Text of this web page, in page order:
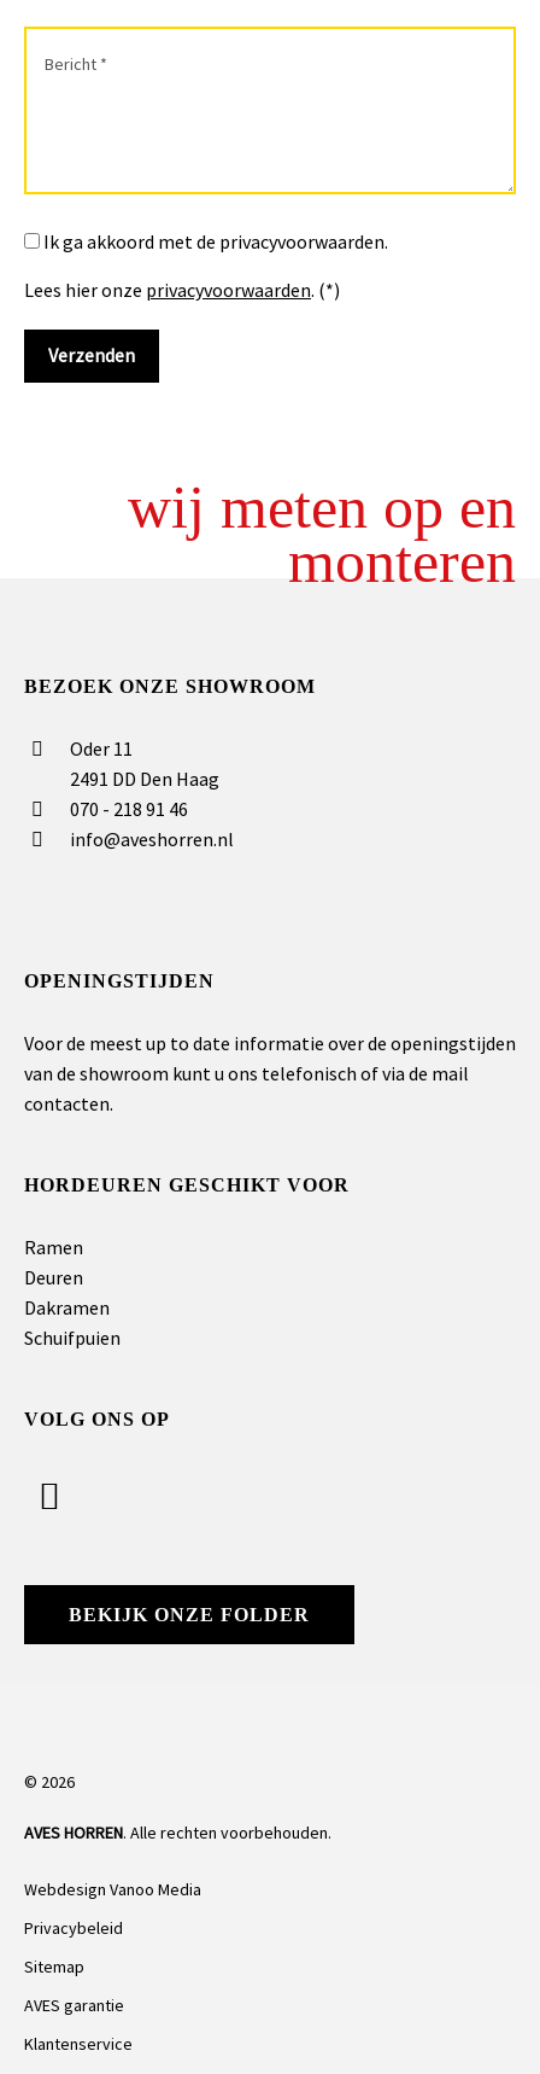
Ik ga akkoord met de privacyvoorwaarden.
Lees hier onze privacyvoorwaarden. (*)
wij meten op en
monteren
BEZOEK ONZE SHOWROOM
Oder 11
2491 DD Den Haag
070 - 218 91 46
info@aveshorren.nl
OPENINGSTIJDEN
Voor de meest up to date informatie over de openingstijden
van de showroom kunt u ons telefonisch of via de mail
contacten.
HORDEUREN GESCHIKT VOOR
Ramen
Deuren
Dakramen
Schuifpuien
VOLG ONS OP
BEKIJK ONZE FOLDER
© 2026
AVES HORREN. Alle rechten voorbehouden.
Webdesign Vanoo Media
Privacybeleid
Sitemap
AVES garantie
Klantenservice